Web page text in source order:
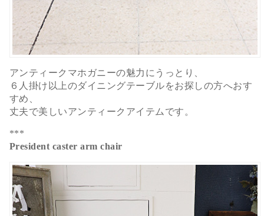
アンティークマホガニーの魅力にうっとり、
６人掛け以上のダイニングテーブルをお探しの方へおす
すめ、
丈夫で美しいアンティークアイテムです。
***
President caster arm chair